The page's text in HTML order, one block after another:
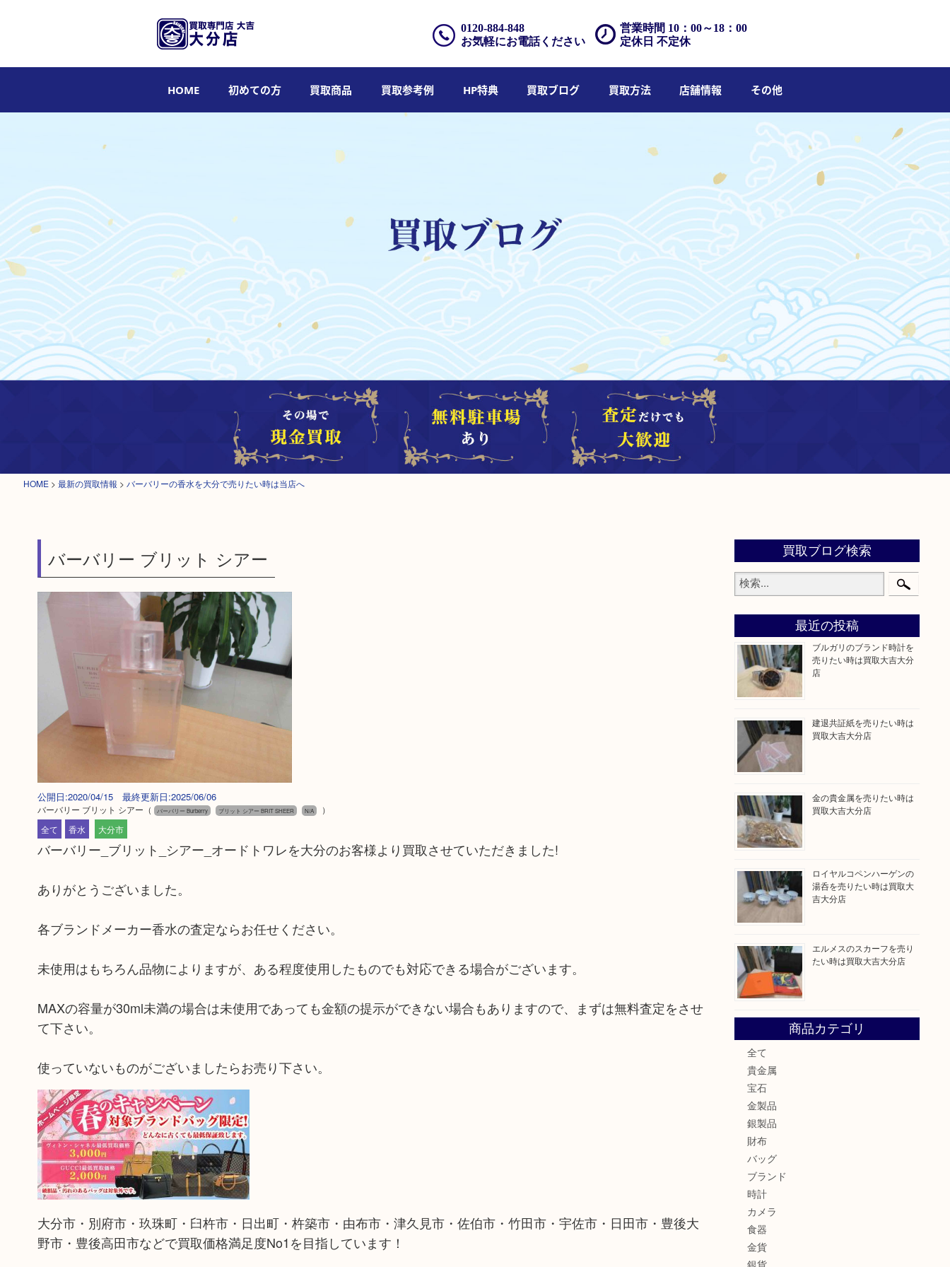
営業時間 10：00～18：00
定休日 不定休
0120-884-848
お気軽にお電話ください
HOME 初めての方 買取商品 買取参考例 HP特典 買取ブログ 買取方法 店舗情報 その他
HOME > 最新の買取情報 > バーバリーの香水を大分で売りたい時は当店へ
バーバリー ブリット シアー
公開日:2020/04/15 最終更新日:2025/06/06
バーバリー ブリット シアー （ バーバリー Burberry ブリット シアー BRIT SHEER N/A
）
全て
香水 大分市
バーバリー_ブリット_シアー_オードトワレを大分のお客様より買取させていただきました!
ありがとうございました。
各ブランドメーカー香水の査定ならお任せください。
未使用はもちろん品物によりますが、ある程度使用したものでも対応できる場合がございます。
MAXの容量が30ml未満の場合は未使用であっても金額の提示ができない場合もありますので、まずは無料査定をさせ
て下さい。
使っていないものがございましたらお売り下さい。
大分市・別府市・玖珠町・臼杵市・日出町・杵築市・由布市・津久見市・佐伯市・竹田市・宇佐市・日田市・豊後大
野市・豊後高田市などで買取価格満足度No1を目指しています！
買取ブログ検索
最近の投稿
ブルガリのブランド時計を
売りたい時は買取大吉大分
店
建退共証紙を売りたい時は
買取大吉大分店
金の貴金属を売りたい時は
買取大吉大分店
ロイヤルコペンハーゲンの
湯呑を売りたい時は買取大
吉大分店
エルメスのスカーフを売り
たい時は買取大吉大分店
商品カテゴリ
全て
貴金属
宝石
金製品
銀製品
財布
バッグ
ブランド
時計
カメラ
食器
金貨
銀貨